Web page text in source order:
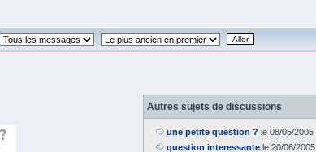
Autres sujets de discussions
une petite question ? le 08/05/2005
question interessante le 20/06/2005